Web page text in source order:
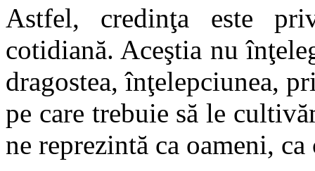
Astfel, credinţa este
cotidiană. Aceştia nu
dragostea, înţelepciunea,
pe care trebuie să le
ne reprezintă ca oameni,